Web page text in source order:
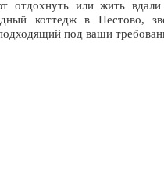
отдохнуть или жить
коттедж в Пестово,
под ваши